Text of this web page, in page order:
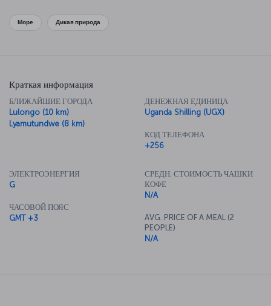
Море Дикая природа
Краткая информация
БЛИЖАЙШИЕ ГОРОДА
Lulongo (10 km)
Lyamutundwe (8 km)
ДЕНЕЖНАЯ ЕДИНИЦА
Uganda Shilling (UGX)
КОД ТЕЛЕФОНА
+256
ЭЛЕКТРОЭНЕРГИЯ
G
ЧАСОВОЙ ПОЯС
GMT +3
СРЕДН. СТОИМОСТЬ ЧАШКИ
КОФЕ
N/A
AVG. PRICE OF A MEAL (2
PEOPLE)
N/A